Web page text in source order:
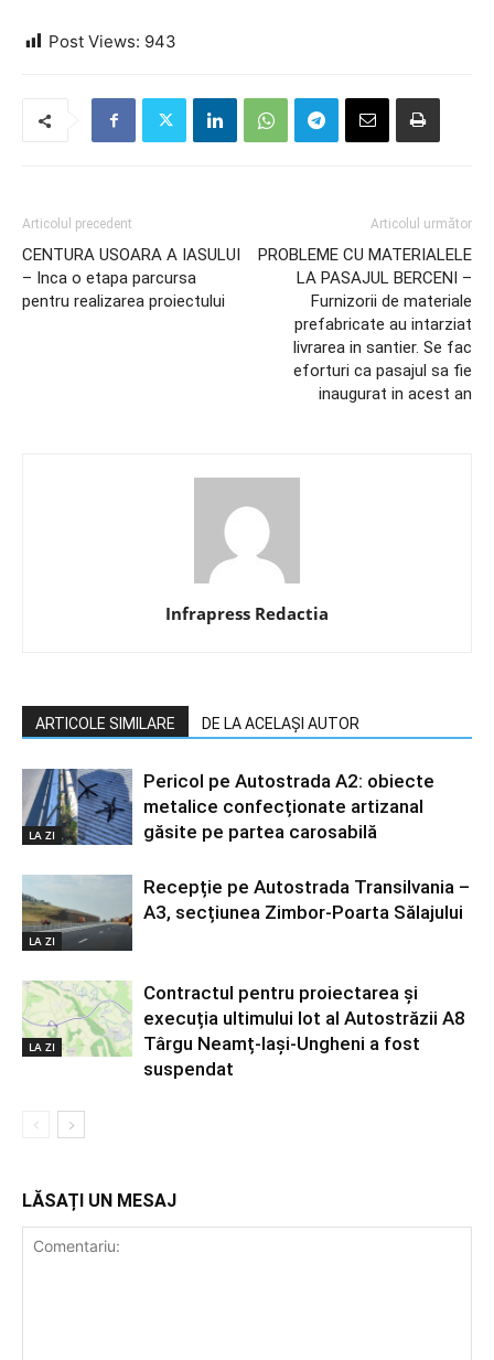
Post Views: 943
Articolul precedent
CENTURA USOARA A IASULUI
– Inca o etapa parcursa
pentru realizarea proiectului
Articolul următor
PROBLEME CU MATERIALELE
LA PASAJUL BERCENI –
Furnizorii de materiale
prefabricate au intarziat
livrarea in santier. Se fac
eforturi ca pasajul sa fie
inaugurat in acest an
Infrapress Redactia
ARTICOLE SIMILARE DE LA ACELAȘI AUTOR
LA ZI
Pericol pe Autostrada A2: obiecte
metalice confecționate artizanal
găsite pe partea carosabilă
LA ZI
Recepție pe Autostrada Transilvania –
A3, secțiunea Zimbor-Poarta Sălajului
LA ZI
Contractul pentru proiectarea și
execuția ultimului lot al Autostrăzii A8
Târgu Neamț-Iași-Ungheni a fost
suspendat
LĂSAȚI UN MESAJ